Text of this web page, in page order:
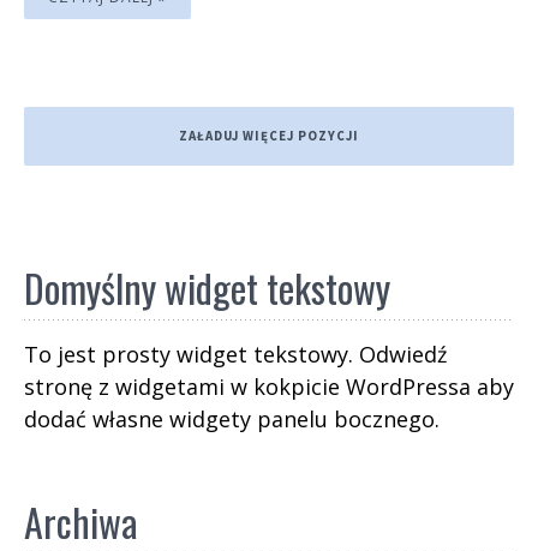
ZAŁADUJ WIĘCEJ POZYCJI
Domyślny widget tekstowy
To jest prosty widget tekstowy. Odwiedź
stronę z widgetami w kokpicie WordPressa aby
dodać własne widgety panelu bocznego.
Archiwa